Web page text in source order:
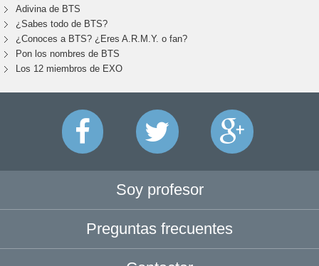
Adivina de BTS
¿Sabes todo de BTS?
¿Conoces a BTS? ¿Eres A.R.M.Y. o fan?
Pon los nombres de BTS
Los 12 miembros de EXO
Soy profesor
Preguntas frecuentes